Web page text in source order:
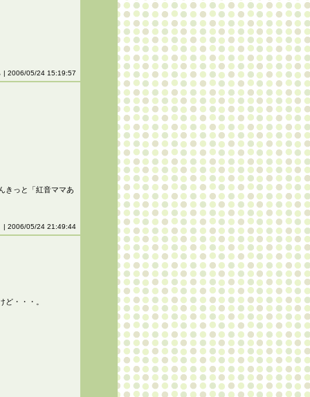
| 2006/05/24 15:19:57
きっと「紅音ママあ
| 2006/05/24 21:49:44
・・・。